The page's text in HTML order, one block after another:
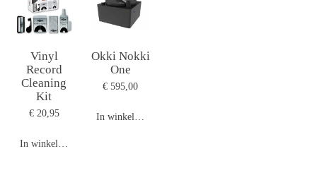
Vinyl
Record
Cleaning
Kit
€ 20,95
In winkelwagen
Okki Nokki
One
€ 595,00
In winkelwagen